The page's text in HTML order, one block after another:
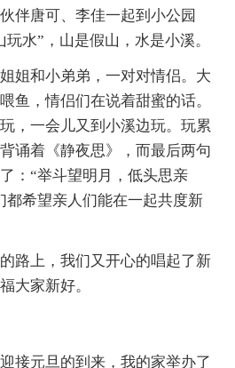
伴唐可、李佳一起到小公园
水”，山是假山，水是小溪。
姐和小弟弟，一对对情侣。大
鱼，情侣们在说着甜蜜的话。
，一会儿又到小溪边玩。玩累
诵着《静夜思》，而最后两句
：“举斗望明月，低头思亲
都希望亲人们能在一起共度新
路上，我们又开心的唱起了新
大家新好。
接元旦的到来，我的家举办了